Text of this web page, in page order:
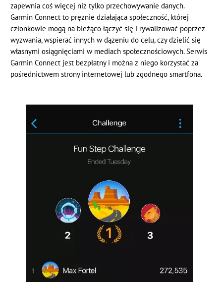
zapewnia coś więcej niż tylko przechowywanie danych.
Garmin Connect to prężnie działająca społeczność, której
członkowie mogą na bieżąco łączyć się i rywalizować poprzez
wyzwania, wspierać innych w dążeniu do celu, czy dzielić się
własnymi osiągnięciami w mediach społecznościowych. Serwis
Garmin Connect jest bezpłatny i można z niego korzystać za
pośrednictwem strony internetowej lub zgodnego smartfona.